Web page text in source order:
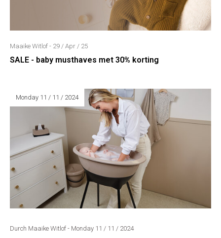
Maaike Witlof - 29 / Apr / 25
SALE - baby musthaves met 30% korting
Monday 11 / 11 / 2024
Durch Maaike Witlof - Monday 11 / 11 / 2024